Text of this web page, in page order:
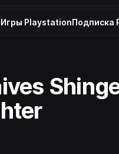
Игры PlaystationПодписка